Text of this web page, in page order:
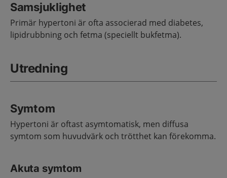
Samsjuklighet
Primär hypertoni är ofta associerad med diabetes,
lipidrubbning och fetma (speciellt bukfetma).
Utredning
Symtom
Hypertoni är oftast asymtomatisk, men diffusa
symtom som huvudvärk och trötthet kan förekomma.
Akuta symtom